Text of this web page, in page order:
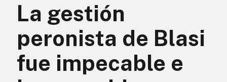
La gestión
peronista de Blasi
fue impecable e